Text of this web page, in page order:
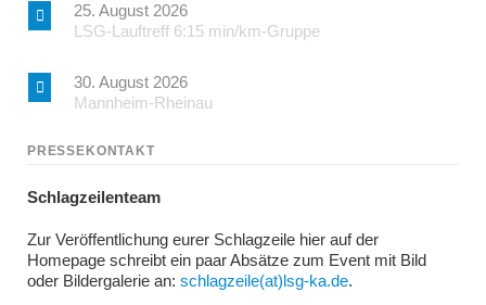
25. August 2026
LSG-Lauftreff 6:15 min/km-Gruppe
30. August 2026
Mannheim-Rheinau
PRESSEKONTAKT
Schlagzeilenteam
Zur Veröffentlichung eurer Schlagzeile hier auf der
Homepage schreibt ein paar Absätze zum Event mit Bild
oder Bildergalerie an: schlagzeile(at)lsg-ka.de.